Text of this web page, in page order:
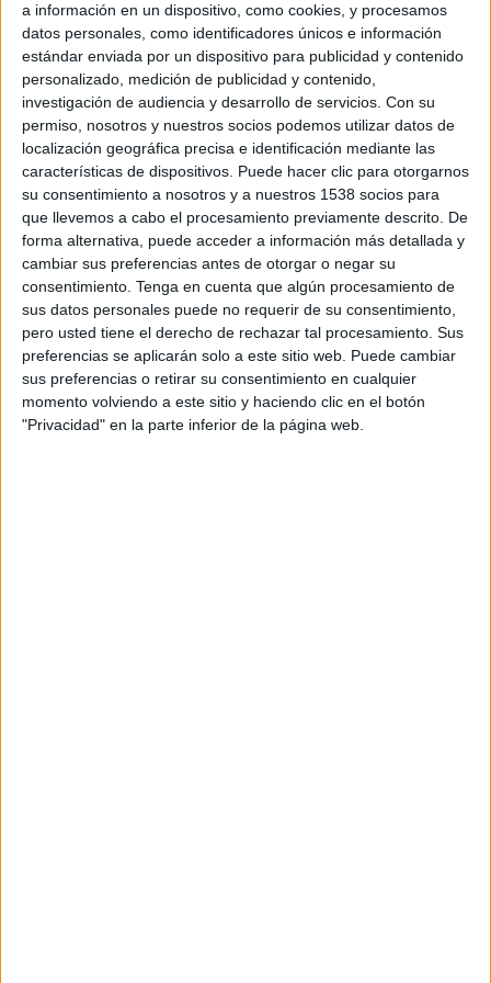
a información en un dispositivo, como cookies, y procesamos
datos personales, como identificadores únicos e información
estándar enviada por un dispositivo para publicidad y contenido
personalizado, medición de publicidad y contenido,
investigación de audiencia y desarrollo de servicios. Con su
permiso, nosotros y nuestros socios podemos utilizar datos de
localización geográfica precisa e identificación mediante las
características de dispositivos. Puede hacer clic para otorgarnos
su consentimiento a nosotros y a nuestros 1538 socios para
que llevemos a cabo el procesamiento previamente descrito. De
forma alternativa, puede acceder a información más detallada y
cambiar sus preferencias antes de otorgar o negar su
consentimiento. Tenga en cuenta que algún procesamiento de
sus datos personales puede no requerir de su consentimiento,
pero usted tiene el derecho de rechazar tal procesamiento. Sus
preferencias se aplicarán solo a este sitio web. Puede cambiar
sus preferencias o retirar su consentimiento en cualquier
momento volviendo a este sitio y haciendo clic en el botón
"Privacidad" en la parte inferior de la página web.
otro motivo decortivo y corporativo que
identifique el restaurante como uno más de su
cadena. Lo único que el visitante puede
encontrar en la fachada es una referencia
singular (el lema #Aquivanuestrologo).
El objetivo de la acción es reivindicar que el éxito
de la cadena (lleva más de 10 años sirviendo
comida en la capital de España con diferentes
reconocimientos y criticas positivas) no reside en
su logo o naming, sino en el sabor de sus
hamburguesas. De esta forma ni en su fachada o
carta figura ningún nombre, rótulo o logo
identificativo, tan solo el hashtag
#Aquivanuestrologo. Una acción con la que
pretendían que los clientes pudiesen disfrutar del
verdadero placer de comer sin saber en qué